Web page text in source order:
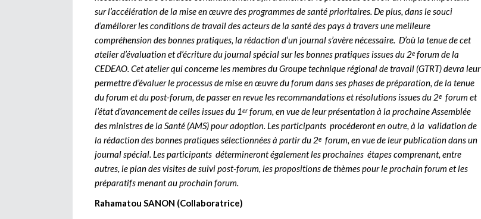
sur l’accélération de la mise en œuvre des programmes de santé prioritaires. De plus, dans le souci
d’améliorer les conditions de travail des acteurs de la santé des pays à travers une meilleure
compréhension des bonnes pratiques, la rédaction d’un journal s’avère nécessaire. D’où la tenue de cet
atelier d’évaluation et d’écriture du journal spécial sur les bonnes pratiques issues du 2e forum de la
CEDEAO. Cet atelier qui concerne les membres du Groupe technique régional de travail (GTRT) devra leur
permettre d’évaluer le processus de mise en œuvre du forum dans ses phases de préparation, de la tenue
du forum et du post-forum, de passer en revue les recommandations et résolutions issues du 2e forum et
l’état d’avancement de celles issues du 1er forum, en vue de leur présentation à la prochaine Assemblée
des ministres de la Santé (AMS) pour adoption. Les participants procéderont en outre, à la validation de
la rédaction des bonnes pratiques sélectionnées à partir du 2e forum, en vue de leur publication dans un
journal spécial. Les participants détermineront également les prochaines étapes comprenant, entre
autres, le plan des visites de suivi post-forum, les propositions de thèmes pour le prochain forum et les
préparatifs menant au prochain forum.
Rahamatou SANON (Collaboratrice)